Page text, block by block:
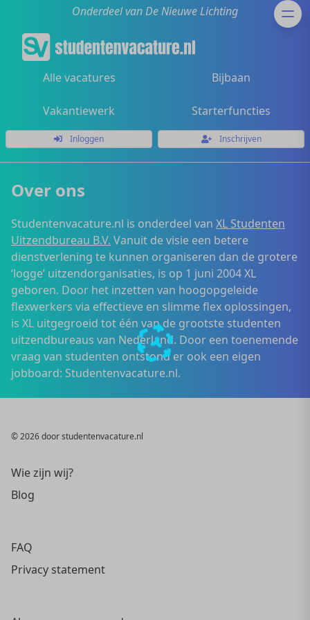
Onderdeel van De Nieuwe Lichting
Alle vacatures Bijbaan
Vakantiewerk Starterfuncties
Inloggen Inschrijven
Over ons
Studentenvacature.nl is onderdeel van XL Studenten
Uitzendbureau B.V. Vanuit de visie een betere
dienstverlening te kunnen organiseren dan de grotere
‘logge’ uitzendorganisaties, is op 1 juni 2004 XL
geboren. Door het inzetten van hoogopgeleide
flexwerkers via effectieve en slimme flex oplossingen,
is XL uitgegroeid tot één van de grootste studenten
uitzendbureaus van Nederland. Door een toenemende
vraag van studenten ontstond er ook een eigen
jobboard: Studentenvacature.nl.
© 2026 door studentenvacature.nl
Wie zijn wij?
Blog
FAQ
Privacy statement